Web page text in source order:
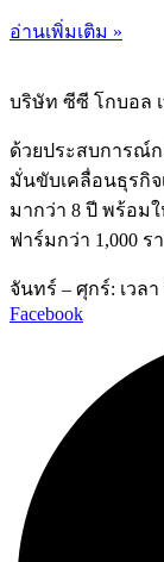
อ่านเพิ่มเติม »
บริษัท ซีซี โกบอล
ด้วยประสบการณ์ก
มั่นขับเคลื่อนธุรกิจ
มากว่า 8 ปี พร้อม
ฟาร์มกว่า 1,000 ร
จันทร์ – ศุกร์: เวลา
Facebook